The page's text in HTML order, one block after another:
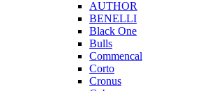
AUTHOR
BENELLI
Black One
Bulls
Commencal
Corto
Cronus